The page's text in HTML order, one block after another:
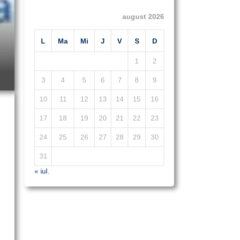
august 2026
L Ma Mi J V S D
1 2
3 4 5 6 7 8 9
10 11 12 13 14 15 16
17 18 19 20 21 22 23
24 25 26 27 28 29 30
31
« iul.